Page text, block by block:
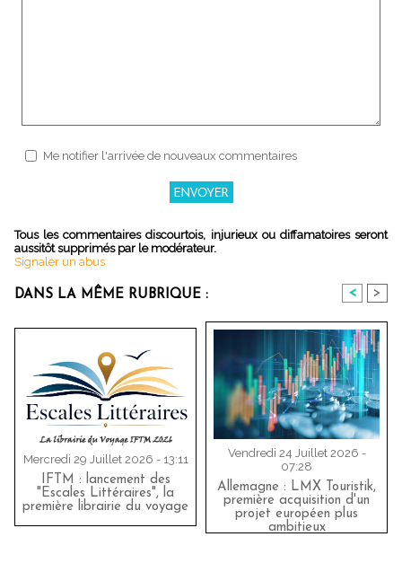
Me notifier l'arrivée de nouveaux commentaires
Tous les commentaires discourtois, injurieux ou diffamatoires seront
aussitôt supprimés par le modérateur.
Signaler un abus
DANS LA MÊME RUBRIQUE : < >
Mercredi 29 Juillet 2026 - 13:11
IFTM : lancement des
"Escales Littéraires", la
première librairie du voyage
Vendredi 24 Juillet 2026 -
07:28
Allemagne : LMX Touristik,
première acquisition d'un
projet européen plus
ambitieux